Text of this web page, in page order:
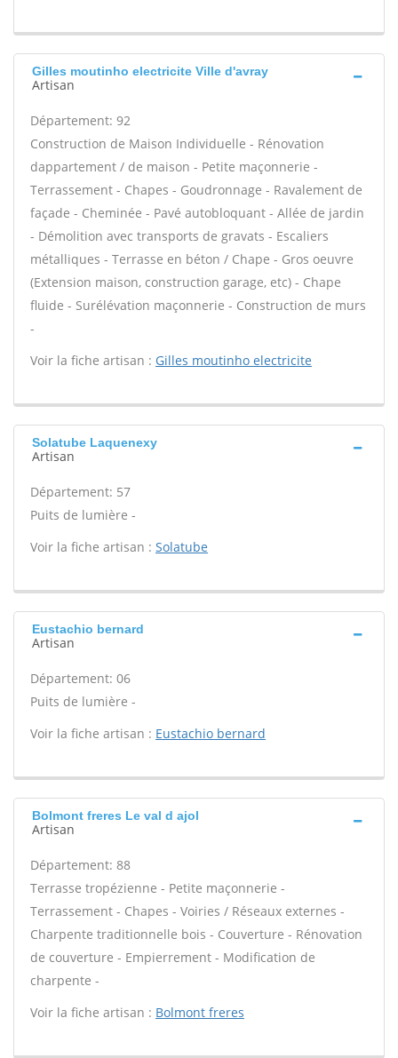
Gilles moutinho electricite Ville d'avray
Artisan
Département: 92
Construction de Maison Individuelle - Rénovation
dappartement / de maison - Petite maçonnerie -
Terrassement - Chapes - Goudronnage - Ravalement de
façade - Cheminée - Pavé autobloquant - Allée de jardin
- Démolition avec transports de gravats - Escaliers
métalliques - Terrasse en béton / Chape - Gros oeuvre
(Extension maison, construction garage, etc) - Chape
fluide - Surélévation maçonnerie - Construction de murs
-
Voir la fiche artisan : Gilles moutinho electricite
Solatube Laquenexy
Artisan
Département: 57
Puits de lumière -
Voir la fiche artisan : Solatube
Eustachio bernard
Artisan
Département: 06
Puits de lumière -
Voir la fiche artisan : Eustachio bernard
Bolmont freres Le val d ajol
Artisan
Département: 88
Terrasse tropézienne - Petite maçonnerie -
Terrassement - Chapes - Voiries / Réseaux externes -
Charpente traditionnelle bois - Couverture - Rénovation
de couverture - Empierrement - Modification de
charpente -
Voir la fiche artisan : Bolmont freres